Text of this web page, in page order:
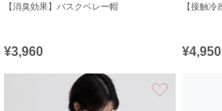
【消臭効果】バスクベレー帽
¥3,960 ¥4,950